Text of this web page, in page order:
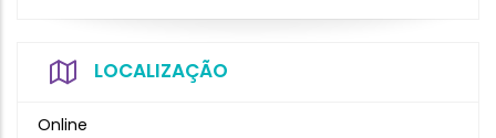
LOCALIZAÇÃO
Online